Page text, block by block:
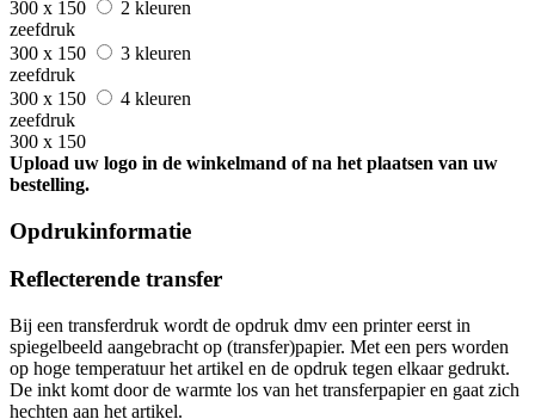
300 x 150
2 kleuren
zeefdruk
300 x 150
3 kleuren
zeefdruk
300 x 150
4 kleuren
zeefdruk
300 x 150
Upload uw logo in de winkelmand of na het plaatsen van uw
bestelling.
Opdrukinformatie
Reflecterende transfer
Bij een transferdruk wordt de opdruk dmv een printer eerst in
spiegelbeeld aangebracht op (transfer)papier. Met een pers worden
op hoge temperatuur het artikel en de opdruk tegen elkaar gedrukt.
De inkt komt door de warmte los van het transferpapier en gaat zich
hechten aan het artikel.